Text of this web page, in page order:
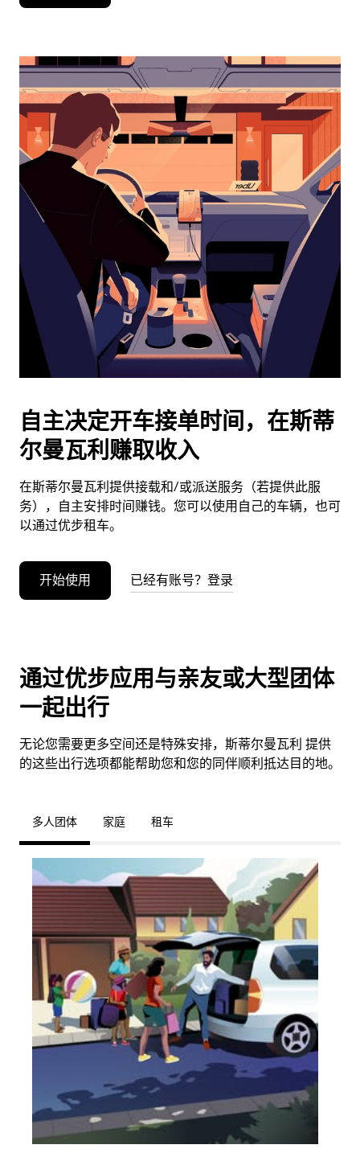
向
头
浏
日
并
期。
按
退
闭
日
历。
自主决定开车接单时间，在斯蒂
尔曼瓦利赚取收入
在斯蒂尔曼瓦利提供接载和/或派送服务（若提供此服
务），自主安排时间赚钱。您可以使用自己的车辆，也可
以通过优步租车。
开始使用 已经有账号？登录
通过优步应用与亲友或大型团体
一起出行
无论您需要更多空间还是特殊安排，斯蒂尔曼瓦利 提供
的这些出行选项都能帮助您和您的同伴顺利抵达目的地。
多人团体 家庭 租车